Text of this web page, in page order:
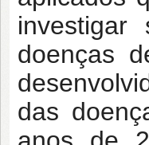
doenças
das